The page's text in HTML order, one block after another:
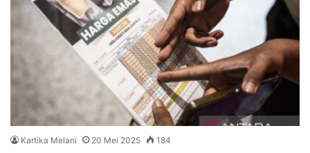
Kartika Melani 20 Mei 2025 184